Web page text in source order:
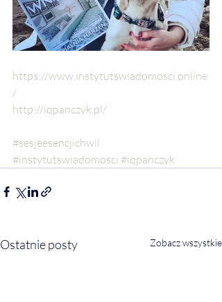
https://www.instytutswiadomosci.online
/
http://iqpanczyk.pl/
#sesjeesencjichwil
#instytutswiadomosci #iqpanczyk
Ostatnie posty Zobacz wszystkie